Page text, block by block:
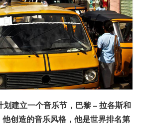
划建立一个音乐节，巴黎 – 拉各斯和
创造的音乐风格，他是世界排名第